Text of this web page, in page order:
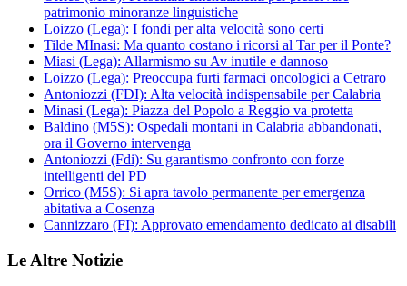
patrimonio minoranze linguistiche
Loizzo (Lega): I fondi per alta velocità sono certi
Tilde MInasi: Ma quanto costano i ricorsi al Tar per il Ponte?
Miasi (Lega): Allarmismo su Av inutile e dannoso
Loizzo (Lega): Preoccupa furti farmaci oncologici a Cetraro
Antoniozzi (FDI): Alta velocità indispensabile per Calabria
Minasi (Lega): Piazza del Popolo a Reggio va protetta
Baldino (M5S): Ospedali montani in Calabria abbandonati,
ora il Governo intervenga
Antoniozzi (Fdi): Su garantismo confronto con forze
intelligenti del PD
Orrico (M5S): Si apra tavolo permanente per emergenza
abitativa a Cosenza
Cannizzaro (FI): Approvato emendamento dedicato ai disabili
Le Altre Notizie